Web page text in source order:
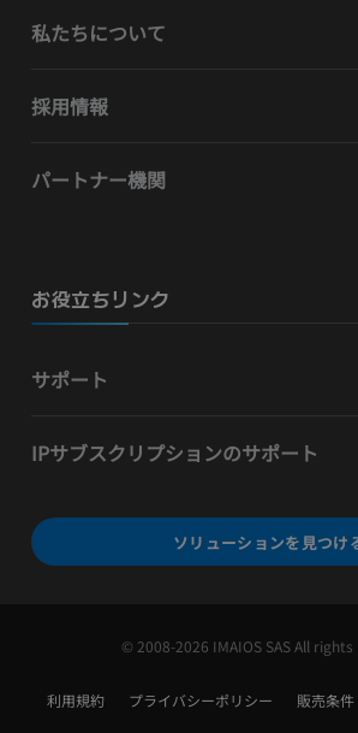
私たちについて
採用情報
パートナー機関
お役立ちリンク
サポート
IPサブスクリプションのサポート
ソリューションを見つけ
© 2008-2026 IMAIOS SAS All
利用規約 プライバシーポリシー 販売条件